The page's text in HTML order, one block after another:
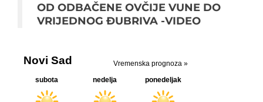
OD ODBAČENE OVČIJE VUNE DO
VRIJEDNOG ĐUBRIVA -VIDEO